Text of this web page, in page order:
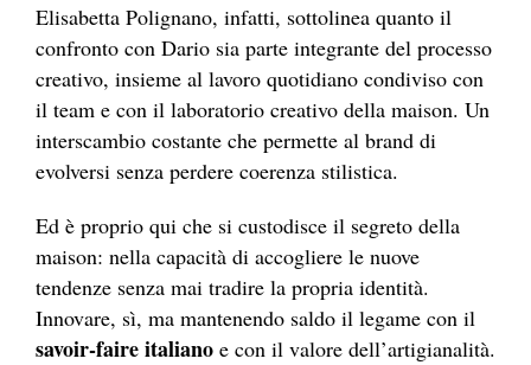
Elisabetta Polignano, infatti, sottolinea quanto il
confronto con Dario sia parte integrante del processo
creativo, insieme al lavoro quotidiano condiviso con
il team e con il laboratorio creativo della maison. Un
interscambio costante che permette al brand di
evolversi senza perdere coerenza stilistica.
Ed è proprio qui che si custodisce il segreto della
maison: nella capacità di accogliere le nuove
tendenze senza mai tradire la propria identità.
Innovare, sì, ma mantenendo saldo il legame con il
savoir-faire italiano e con il valore dell’artigianalità.